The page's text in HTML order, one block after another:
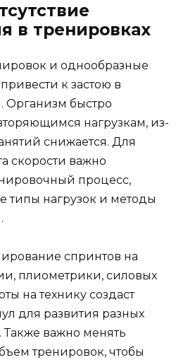
в тренировках
и однообразные
к застою в
Организм быстро
нагрузкам, из-
снижается. Для
скорости важно
процесс,
типы нагрузок и методы
спринтов на
плиометрики, силовых
на технику создаст
для развития разных
Также важно менять
тренировок, чтобы